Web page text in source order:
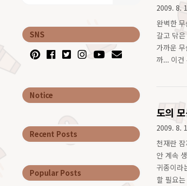
SNS
Notice
Recent Posts
Popular Posts
2009. 8.
완벽한
갈고 닦
가까운
까... 이건
도의
2009. 8.
천재란
안 계속
귀종이라
할 필요